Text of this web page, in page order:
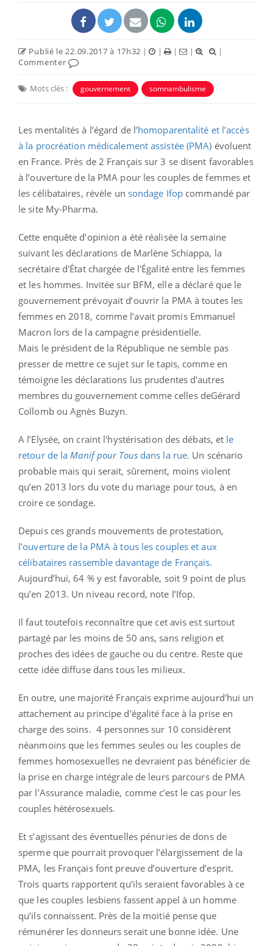
Publié le 22.09.2017 à 17h32 | | | |
|
Commenter
Mots clés : gouvernement somnambulisme
Les mentalités à l’égard de l’homoparentalité et l’accès
à la procréation médicalement assistée (PMA) évoluent
en France. Près de 2 Français sur 3 se disent favorables
à l’ouverture de la PMA pour les couples de femmes et
les célibataires, révèle un sondage Ifop commandé par
le site My-Pharma.
Cette enquête d’opinion a été réalisée la semaine
suivant les déclarations de Marlène Schiappa, la
secrétaire d'État chargée de l'Égalité entre les femmes
et les hommes. Invitée sur BFM, elle a déclaré que le
gouvernement prévoyait d’ouvrir la PMA à toutes les
femmes en 2018, comme l’avait promis Emmanuel
Macron lors de la campagne présidentielle.
Mais le président de la République ne semble pas
presser de mettre ce sujet sur le tapis, comme en
témoigne les déclarations lus prudentes d'autres
membres du gouvernement comme celles deGérard
Collomb ou Agnès Buzyn.
A l’Elysée, on craint l'hystérisation des débats, et le
retour de laManif pour Tousdans la rue. Un scénario
probable mais qui serait, sûrement, moins violent
qu’en 2013 lors du vote du mariage pour tous, à en
croire ce sondage.
Depuis ces grands mouvements de protestation,
l’ouverture de la PMA à tous les couples et aux
célibataires rassemble davantage de Français.
Aujourd’hui, 64 % y est favorable, soit 9 point de plus
qu’en 2013. Un niveau record, note l’Ifop.
Il faut toutefois reconnaître que cet avis est surtout
partagé par les moins de 50 ans, sans religion et
proches des idées de gauche ou du centre. Reste que
cette idée diffuse dans tous les milieux.
En outre, une majorité Français exprime aujourd'hui un
attachement au principe d’égalité face à la prise en
charge des soins. 4 personnes sur 10 considèrent
néanmoins que les femmes seules ou les couples de
femmes homosexuelles ne devraient pas bénéficier de
la prise en charge intégrale de leurs parcours de PMA
par l’Assurance maladie, comme c’est le cas pour les
couples hétérosexuels.
Et s’agissant des éventuelles pénuries de dons de
sperme que pourrait provoquer l’élargissement de la
PMA, les Français font preuve d’ouverture d’esprit.
Trois quarts rapportent qu’ils seraient favorables à ce
que les couples lesbiens fassent appel à un homme
qu’ils connaissent. Près de la moitié pense que
rémunérer les donneurs serait une bonne idée. Une